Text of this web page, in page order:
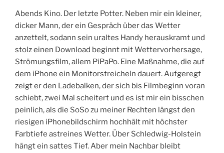
Abends Kino. Der letzte Potter. Neben mir ein kleiner,
dicker Mann, der ein Gespräch über das Wetter
anzettelt, sodann sein uraltes Handy herauskramt und
stolz einen Download beginnt mit Wettervorhersage,
Strömungsfilm, allem PiPaPo. Eine Maßnahme, die auf
dem iPhone ein Monitorstreicheln dauert. Aufgeregt
zeigt er den Ladebalken, der sich bis Filmbeginn voran
schiebt, zwei Mal scheitert und es ist mir ein bisschen
peinlich, als die SoSo zu meiner Rechten längst den
riesigen iPhonebildschirm hochhält mit höchster
Farbtiefe astreines Wetter. Über Schledwig-Holstein
hängt ein sattes Tief. Aber mein Nachbar bleibt